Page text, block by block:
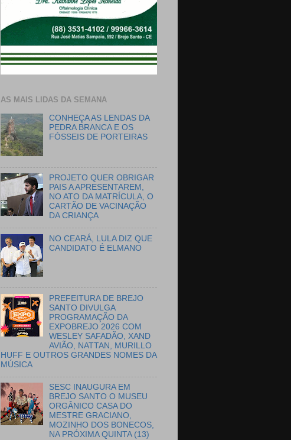
AS MAIS LIDAS DA SEMANA
CONHEÇA AS LENDAS DA
PEDRA BRANCA E OS
FÓSSEIS DE PORTEIRAS
PROJETO QUER OBRIGAR
PAIS A APRESENTAREM,
NO ATO DA MATRÍCULA, O
CARTÃO DE VACINAÇÃO
DA CRIANÇA
NO CEARÁ, LULA DIZ QUE
CANDIDATO É ELMANO
PREFEITURA DE BREJO
SANTO DIVULGA
PROGRAMAÇÃO DA
EXPOBREJO 2026 COM
WESLEY SAFADÃO, XAND
AVIÃO, NATTAN, MURILLO
HUFF E OUTROS GRANDES NOMES DA
MÚSICA
SESC INAUGURA EM
BREJO SANTO O MUSEU
ORGÂNICO CASA DO
MESTRE GRACIANO,
MOZINHO DOS BONECOS,
NA PRÓXIMA QUINTA (13)